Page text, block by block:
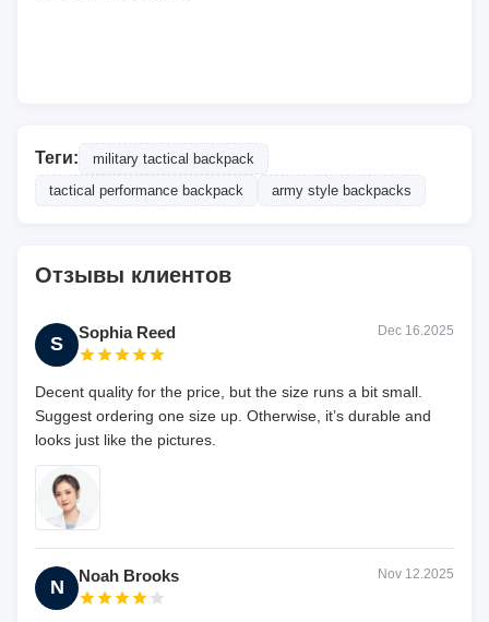
Теги:
military tactical backpack
tactical performance backpack
army style backpacks
Отзывы клиентов
S
Sophia Reed Dec 16.2025
Decent quality for the price, but the size runs a bit small.
Suggest ordering one size up. Otherwise, it’s durable and
looks just like the pictures.
N
Noah Brooks Nov 12.2025